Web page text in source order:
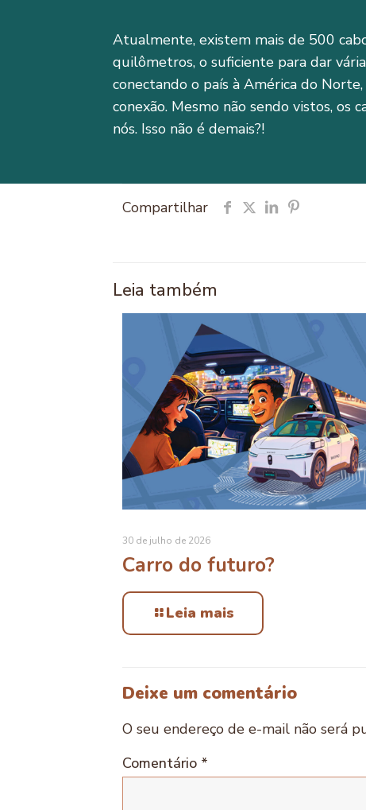
Atualmente, existem mais de 500
quilômetros, o suficiente para dar
conectando o país à América do
conexão. Mesmo não sendo vistos, os
nós. Isso não é demais?!
Compartilhar
Leia também
30 de julho de 2026
Carro do futuro?
Leia mais
Deixe um comentário
O seu endereço de e-mail não será
Comentário *